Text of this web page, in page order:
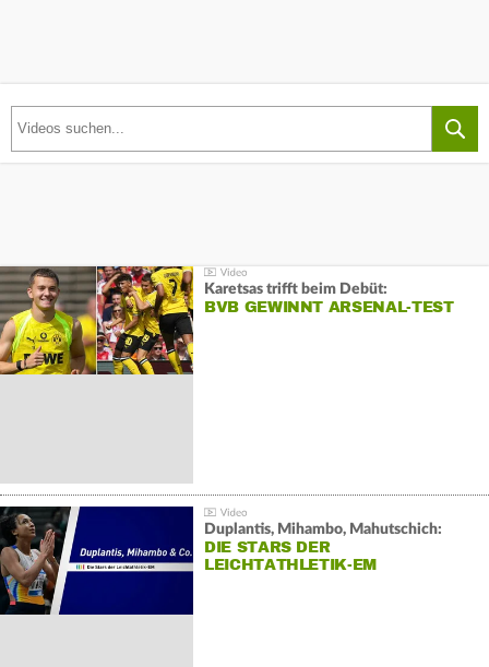
Karetsas trifft beim Debüt:
BVB GEWINNT ARSENAL-TEST
Duplantis, Mihambo, Mahutschich:
DIE STARS DER
LEICHTATHLETIK-EM